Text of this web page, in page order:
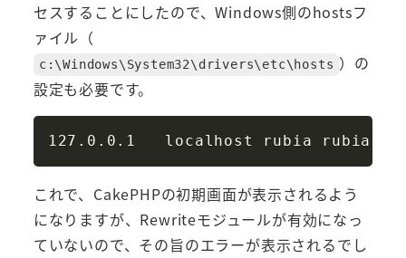
セスすることにしたので、Windows側のhostsフ
ァイル（
c:\Windows\System32\drivers\etc\hosts ）の
設定も必要です。
Copy
これで、CakePHPの初期画面が表示されるよう
になりますが、Rewriteモジュールが有効になっ
ていないので、その旨のエラーが表示されるでし